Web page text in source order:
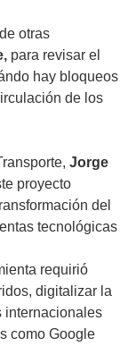
otras
para revisar el
hay bloqueos
de los
Jorge
proyecto
del
tecnológicas
requirió
digitalizar la
internacionales
como Google